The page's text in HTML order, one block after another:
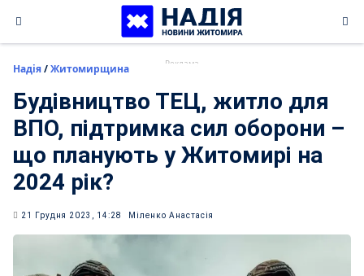
content
Надія/Житомирщина
Будівництво ТЕЦ, житло для
ВПО, підтримка сил оборони –
що планують у Житомирі на
2024 рік?
21 Грудня 2023, 14:28 Міленко Анастасія